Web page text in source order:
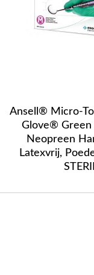
Ansell® Micro-
Glove® Green
Neopreen
Latexvrij,